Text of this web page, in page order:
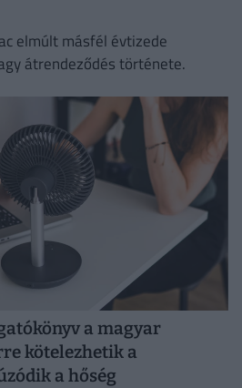
elmúlt másfél évtizede
átrendeződés története.
a magyar
kötelezhetik a
a hőség